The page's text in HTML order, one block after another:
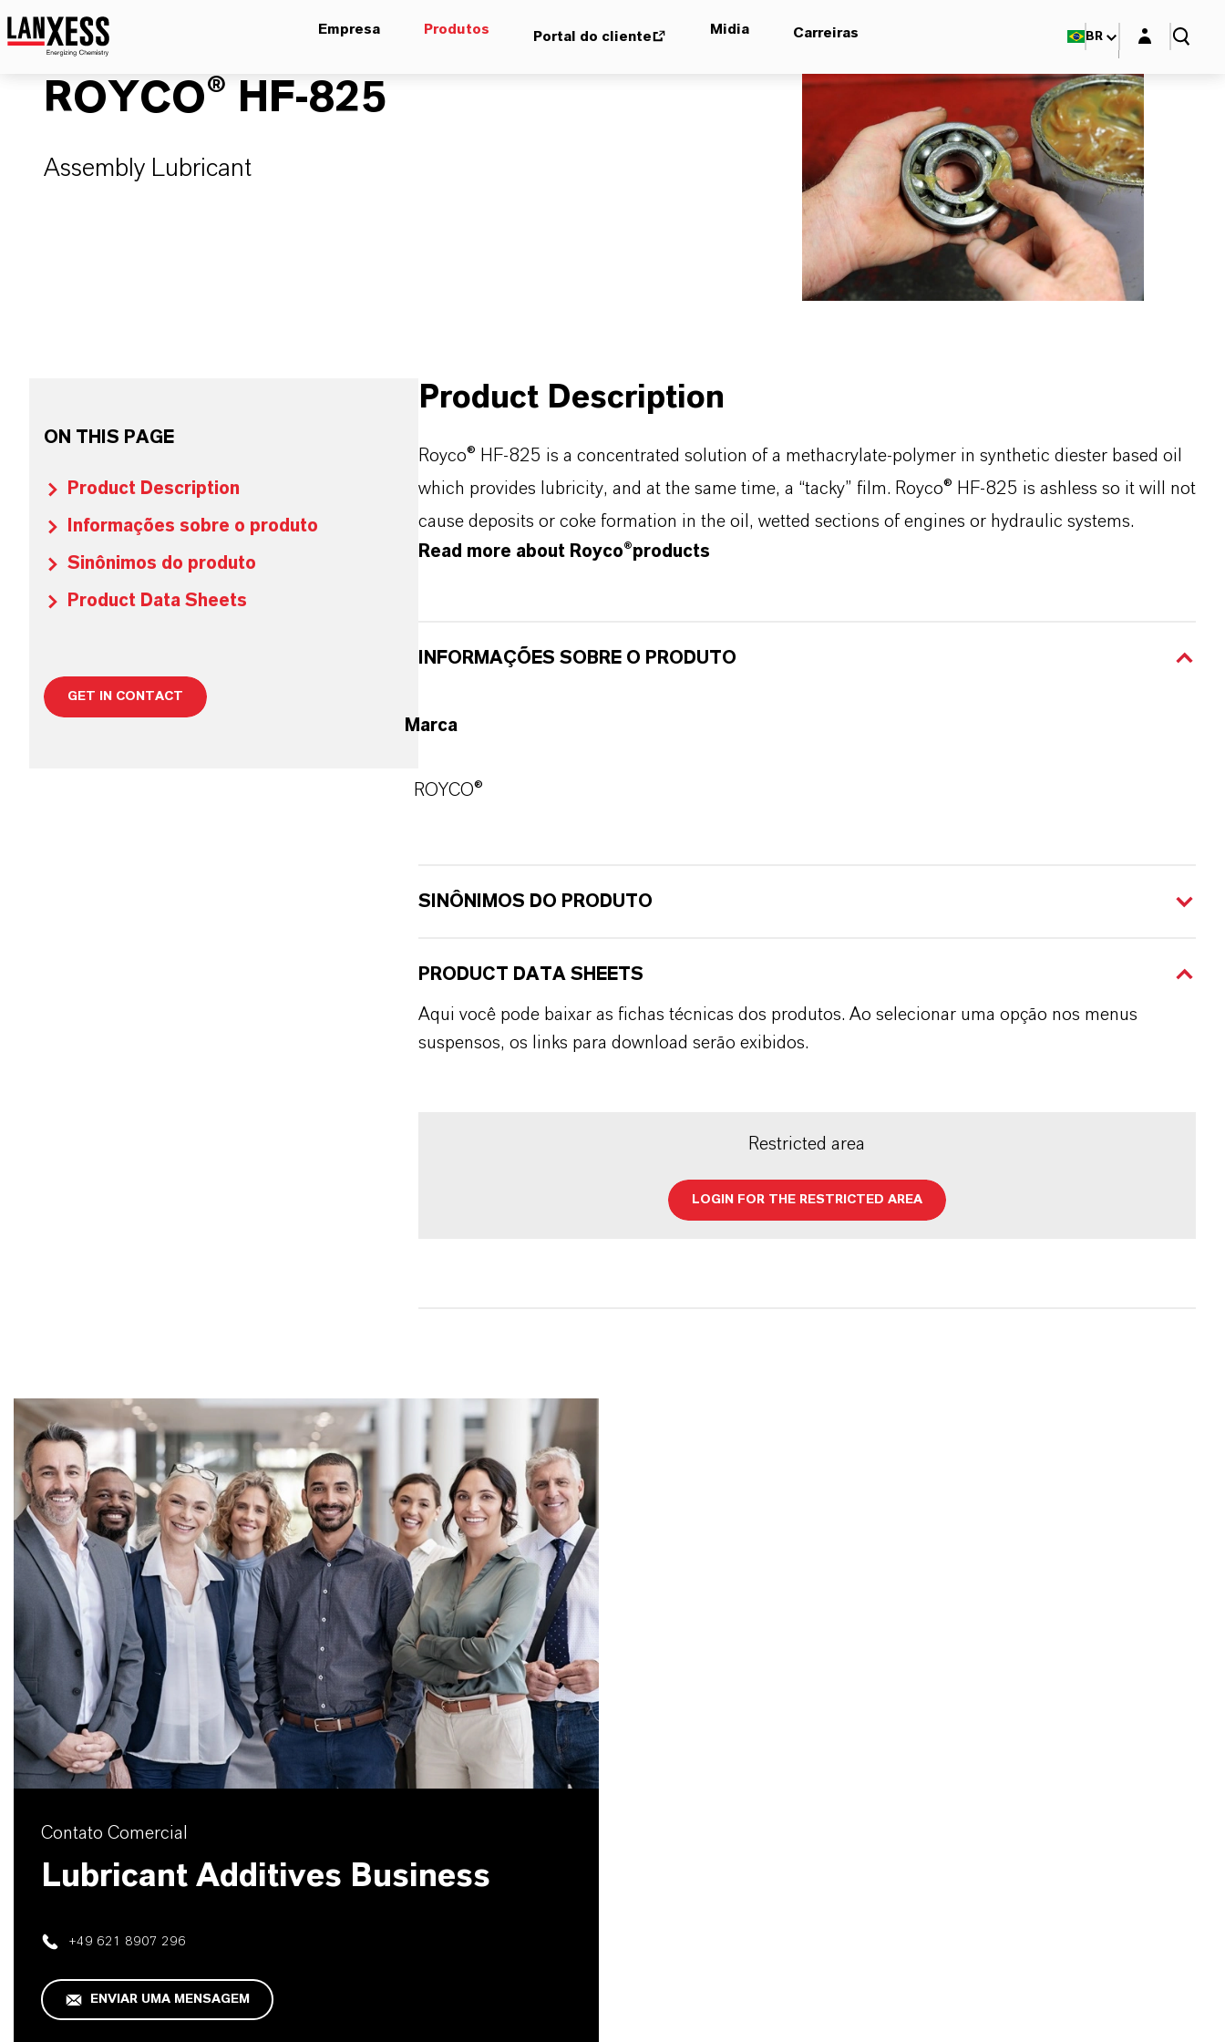
Empresa Produtos Portal do cliente Midia Carreiras BR Login layer
ROYCO® HF-825
Assembly Lubricant
ON THIS PAGE
Product Description
Informações sobre o produto
Sinônimos do produto
Product Data Sheets
GET IN CONTACT
Product Description
Royco® HF-825 is a concentrated solution of a methacrylate-polymer in synthetic diester based oil
which provides lubricity, and at the same time, a “tacky” film. Royco® HF-825 is ashless so it will not
cause deposits or coke formation in the oil, wetted sections of engines or hydraulic systems.
Read more about Royco®products
INFORMAÇÕES SOBRE O PRODUTO
Marca
ROYCO®
SINÔNIMOS DO PRODUTO
PRODUCT DATA SHEETS
Aqui você pode baixar as fichas técnicas dos produtos. Ao selecionar uma opção nos menus
suspensos, os links para download serão exibidos.
Restricted area
LOGIN FOR THE RESTRICTED AREA
Contato Comercial
Lubricant Additives Business
+49 621 8907 296
ENVIAR UMA MENSAGEM